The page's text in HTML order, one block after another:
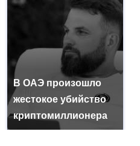
В ОАЭ произошло
жестокое убийство
криптомиллионера